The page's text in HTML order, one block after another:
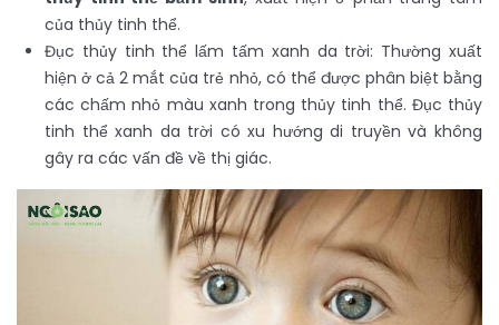
của thủy tinh thể.
Đục thủy tinh thể lấm tấm xanh da trời: Thường xuất
hiện ở cả 2 mắt của trẻ nhỏ, có thể được phân biệt bằng
các chấm nhỏ màu xanh trong thủy tinh thể. Đục thủy
tinh thể xanh da trời có xu hướng di truyền và không
gây ra các vấn đề về thị giác.